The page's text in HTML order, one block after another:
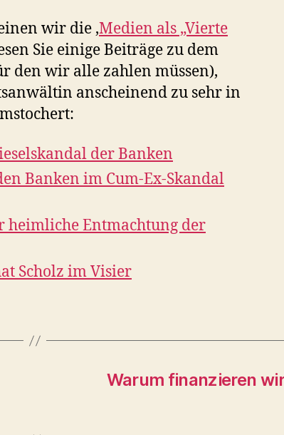
wir die ‚Medien als „Vierte
Sie einige Beiträge zu dem
den wir alle zahlen müssen),
anscheinend zu sehr in
der Banken
Banken im Cum-Ex-Skandal
heimliche Entmachtung der
Scholz im Visier
Warum finanzieren